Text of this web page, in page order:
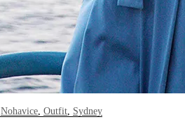
Nohavice, Outfit, Sydney